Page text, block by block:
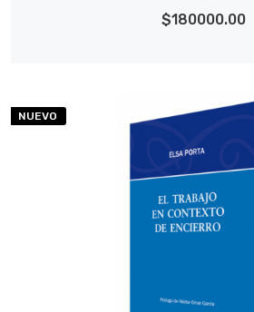
$180000.00
NUEVO